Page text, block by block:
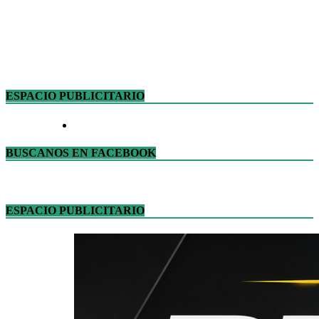
ESPACIO PUBLICITARIO
BUSCANOS EN FACEBOOK
ESPACIO PUBLICITARIO